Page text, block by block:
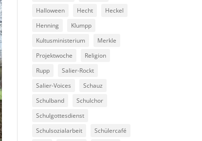
Halloween
Hecht
Heckel
Henning
Klumpp
Kultusministerium
Merkle
Projektwoche
Religion
Rupp
Salier-Rockt
Salier-Voices
Schauz
Schulband
Schulchor
Schulgottesdienst
Schulsozialarbeit
Schülercafé